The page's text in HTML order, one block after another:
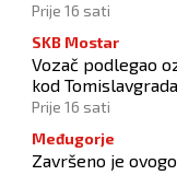
Prije 16 sati
SKB Mostar
Vozač podlegao
kod Tomislavgrada
Prije 16 sati
Međugorje
Završeno je